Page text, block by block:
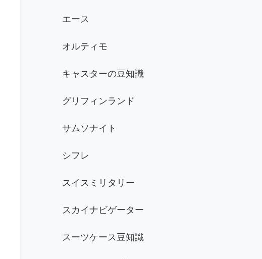
エース
オルティモ
キャスターの豆知識
グリフィンランド
サムソナイト
シフレ
スイスミリタリー
スカイナビゲーター
スーツケース豆知識